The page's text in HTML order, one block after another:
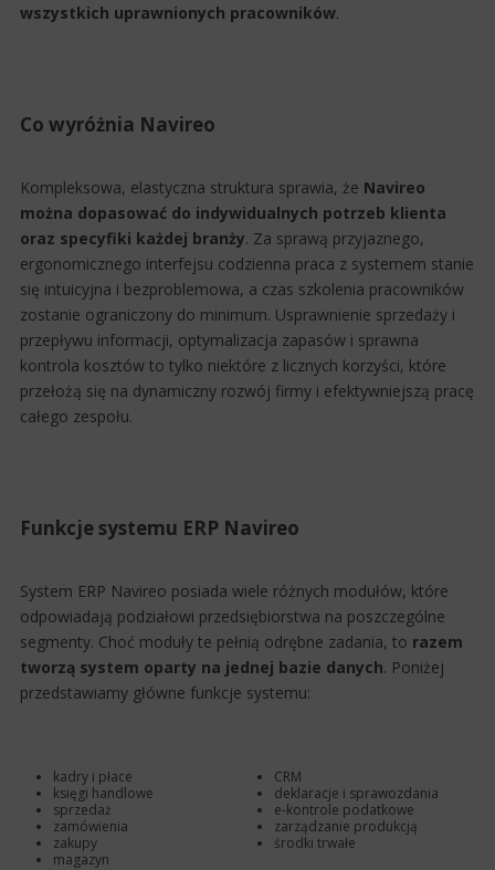
wszystkich uprawnionych pracowników.
Co wyróżnia Navireo
Kompleksowa, elastyczna struktura sprawia, że Navireo
można dopasować do indywidualnych potrzeb klienta
oraz specyfiki każdej branży. Za sprawą przyjaznego,
ergonomicznego interfejsu codzienna praca z systemem stanie
się intuicyjna i bezproblemowa, a czas szkolenia pracowników
zostanie ograniczony do minimum. Usprawnienie sprzedaży i
przepływu informacji, optymalizacja zapasów i sprawna
kontrola kosztów to tylko niektóre z licznych korzyści, które
przełożą się na dynamiczny rozwój firmy i efektywniejszą pracę
całego zespołu.
Funkcje systemu ERP Navireo
System ERP Navireo posiada wiele różnych modułów, które
odpowiadają podziałowi przedsiębiorstwa na poszczególne
segmenty. Choć moduły te pełnią odrębne zadania, to razem
tworzą system oparty na jednej bazie danych. Poniżej
przedstawiamy główne funkcje systemu:
kadry i płace
księgi handlowe
sprzedaż
zamówienia
zakupy
magazyn
CRM
deklaracje i sprawozdania
e-kontrole podatkowe
zarządzanie produkcją
środki trwałe